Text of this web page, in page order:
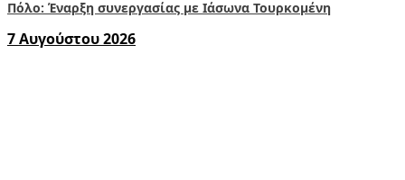
Πόλο: Έναρξη συνεργασίας με Ιάσωνα Τουρκομένη
7 Αυγούστου 2026